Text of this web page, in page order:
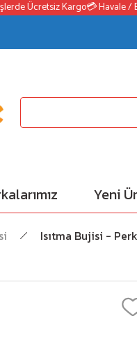
Ücretsiz Kargo💳 Havale /
Yeni
Isıtma Bujisi -